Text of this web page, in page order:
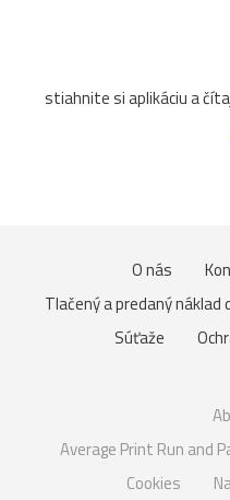
stiahnite si aplikáciu a
O nás
Tlačený a predaný náklad
Súťaže
Average Print Run and
Cookies